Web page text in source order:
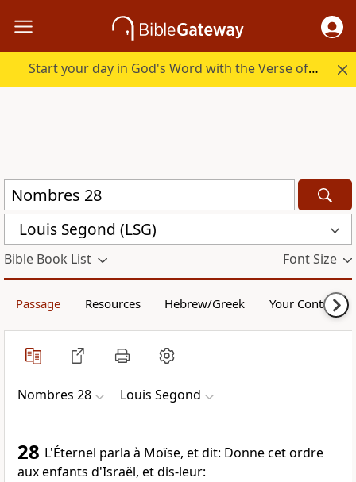
Start your day in God's Word with the Verse of the Day.
Louis Segond (LSG)
Bible Book List Font Size
Passage Resources Hebrew/Greek Your Content
Nombres 28 Louis Segond
28 L'Éternel parla à Moïse, et dit: Donne cet ordre
aux enfants d'Israël, et dis-leur: